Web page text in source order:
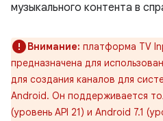
музыкального контента в
Внимание: платформа TV
предназначена для
для создания каналов для
Android. Он поддерживается
(уровень API 21) и Android 7.1